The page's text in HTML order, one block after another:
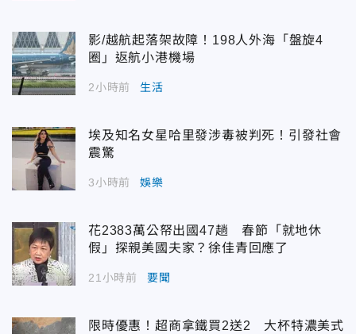
影/越航起落架故障！198人外海「盤旋4
圈」返航小港機場
2小時前 生活
埃及知名女星哈里發涉毒被判死！引發社會
震驚
3小時前 娛樂
花2383萬公帑出國47趟 春節「就地休
假」探親美國夫家？徐佳青回應了
21小時前 要聞
限時優惠！超商拿鐵買2送2 大杯特濃美式